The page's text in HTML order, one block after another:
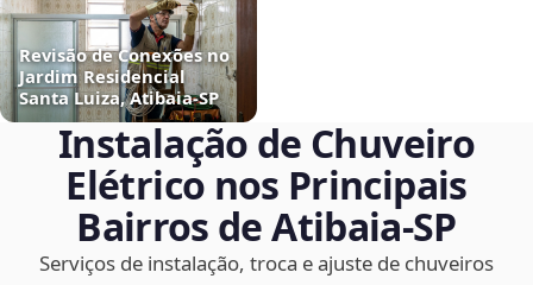
Revisão de Conexões no
Jardim Residencial
Santa Luiza, Atibaia‑SP
Instalação de Chuveiro
Elétrico nos Principais
Bairros de Atibaia‑SP
Serviços de instalação, troca e ajuste de chuveiros